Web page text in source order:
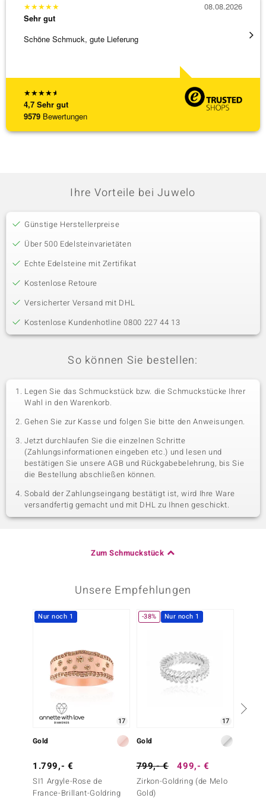
★★★★★
4,7 Sehr gut
9579 Bewertungen
★★★★★
Sehr gut
Schöne Schmuck, gute Lieferung
08.08.2026
Ihre Vorteile bei Juwelo
Günstige Herstellerpreise
Über 500 Edelsteinvarietäten
Echte Edelsteine mit Zertifikat
Kostenlose Retoure
Versicherter Versand mit DHL
Kostenlose Kundenhotline 0800 227 44 13
So können Sie bestellen:
Legen Sie das Schmuckstück bzw. die Schmuckstücke Ihrer
Wahl in den Warenkorb.
Gehen Sie zur Kasse und folgen Sie bitte den Anweisungen.
Jetzt durchlaufen Sie die einzelnen Schritte
(Zahlungsinformationen eingeben etc.) und lesen und
bestätigen Sie unsere AGB und Rückgabebelehrung, bis Sie
die Bestellung abschließen können.
Sobald der Zahlungseingang bestätigt ist, wird Ihre Ware
versandfertig gemacht und mit DHL zu Ihnen geschickt.
Zum Schmuckstück
Unsere Empfehlungen
Nur noch 1
17
Gold
1.799,- €
SI1 Argyle-Rose de
France-Brillant-Goldring
-38% Nur noch 1
17
Gold
799,- € 499,- €
Zirkon-Goldring (de Melo
Gold)